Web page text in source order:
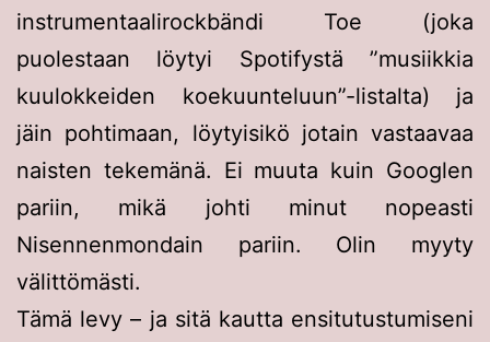
instrumentaalirockbändi Toe (joka
puolestaan löytyi Spotifystä ”musiikkia
kuulokkeiden koekuunteluun”-listalta) ja
jäin pohtimaan, löytyisikö jotain vastaavaa
naisten tekemänä. Ei muuta kuin Googlen
pariin, mikä johti minut nopeasti
Nisennenmondain pariin. Olin myyty
välittömästi.
Tämä levy – ja sitä kautta ensitutustumiseni